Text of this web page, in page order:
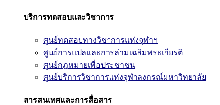
บริการทดสอบและวิชาการ
ศูนย์ทดสอบทางวิชาการแห่งจุฬาฯ
ศูนย์การแปลและการล่ามเฉลิมพระเกียรติ
ศูนย์กฎหมายเพื่อประชาชน
ศูนย์บริการวิชาการแห่งจุฬาลงกรณ์มหาวิทยาลัย
สารสนเทศและการสื่อสาร